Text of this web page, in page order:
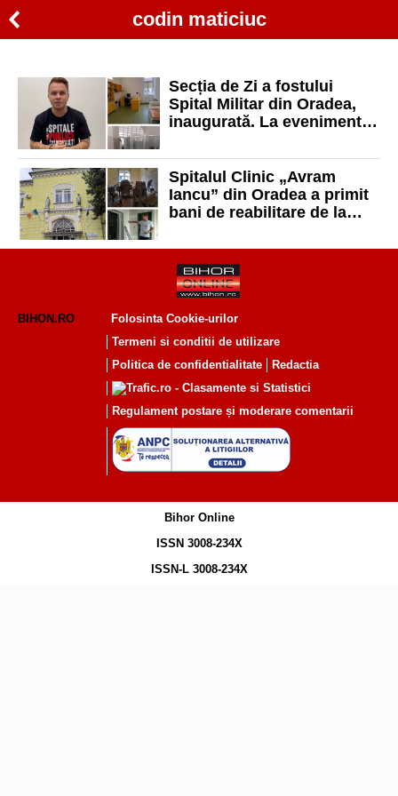
codin maticiuc
Secția de Zi a fostului
Spital Militar din Oradea,
inaugurată. La eveniment a
Spitalul Clinic „Avram
Iancu” din Oradea a primit
bani de reabilitare de la
BIHON.RO
Folosinta Cookie-urilor
Termeni si conditii de utilizare
Politica de confidentialitate
Redactia
Regulament postare și moderare comentarii
Bihor Online
ISSN 3008-234X
ISSN-L 3008-234X